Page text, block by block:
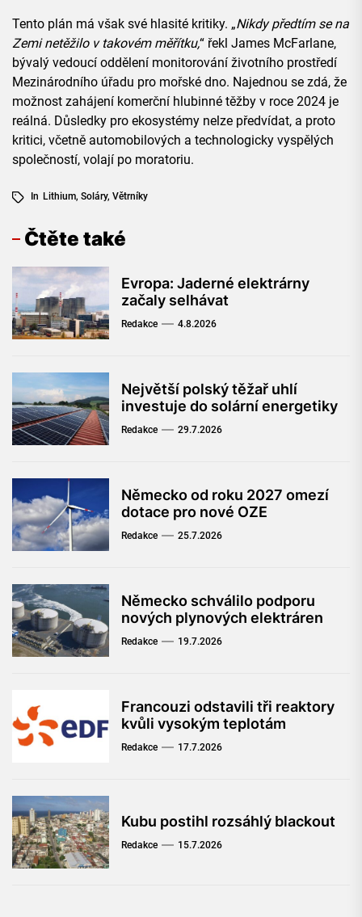
Tento plán má však své hlasité kritiky. „Nikdy předtím se na
Zemi netěžilo v takovém měřítku,“ řekl James McFarlane,
bývalý vedoucí oddělení monitorování životního prostředí
Mezinárodního úřadu pro mořské dno. Najednou se zdá, že
možnost zahájení komerční hlubinné těžby v roce 2024 je
reálná. Důsledky pro ekosystémy nelze předvídat, a proto
kritici, včetně automobilových a technologicky vyspělých
společností, volají po moratoriu.
In Lithium, Soláry, Větrníky
Čtěte také
Evropa: Jaderné elektrárny
začaly selhávat
Redakce 4.8.2026
Největší polský těžař uhlí
investuje do solární energetiky
Redakce 29.7.2026
Německo od roku 2027 omezí
dotace pro nové OZE
Redakce 25.7.2026
Německo schválilo podporu
nových plynových elektráren
Redakce 19.7.2026
Francouzi odstavili tři reaktory
kvůli vysokým teplotám
Redakce 17.7.2026
Kubu postihl rozsáhlý blackout
Redakce 15.7.2026